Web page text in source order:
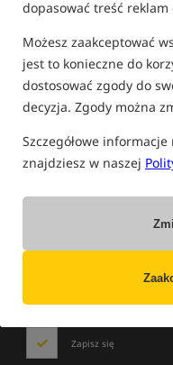
dopasować treść
Możesz zaakceptować
jest to konieczne do
dostosować zgody do
decyzja. Zgody można
Szczegółowe
znajdziesz w naszej
Brak produktów.
Zapisz się do newslettera i
Zapisz się